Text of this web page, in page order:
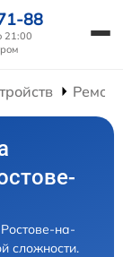
88
21:00
на-
сложности.